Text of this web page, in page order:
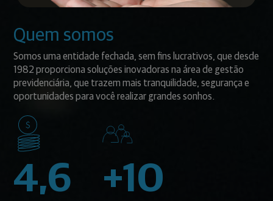
Quem somos
Somos uma entidade fechada, sem fins lucrativos, que desde
1982 proporciona soluções inovadoras na área de gestão
previdenciária, que trazem mais tranquilidade, segurança e
oportunidades para você realizar grandes sonhos.
4,6 +10